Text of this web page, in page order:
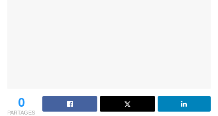
0
PARTAGES